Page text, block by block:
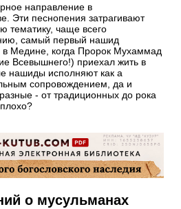
направление в
Эти песнопения затрагивают
тематику, чаще всего
самый первый нашид
Медине, когда Пророк Мухаммад
Всевышнего!) приехал жить в
нашиды исполняют как а
сопровождением, да и
- от традиционных до рока
о мусульманах